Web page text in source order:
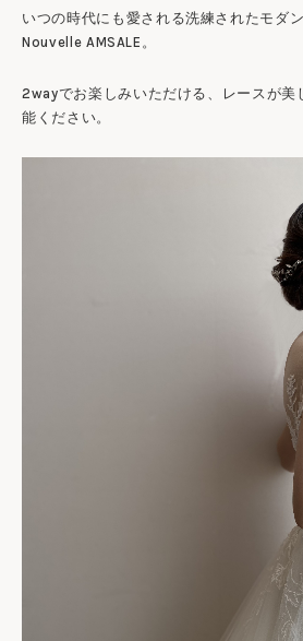
いつの時代にも愛される洗練されたモダ
Nouvelle AMSALE。
2wayでお楽しみいただける、レースが美
能ください。